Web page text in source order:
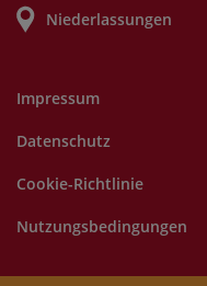
Niederlassungen
Impressum
Datenschutz
Cookie-Richtlinie
Nutzungsbedingungen